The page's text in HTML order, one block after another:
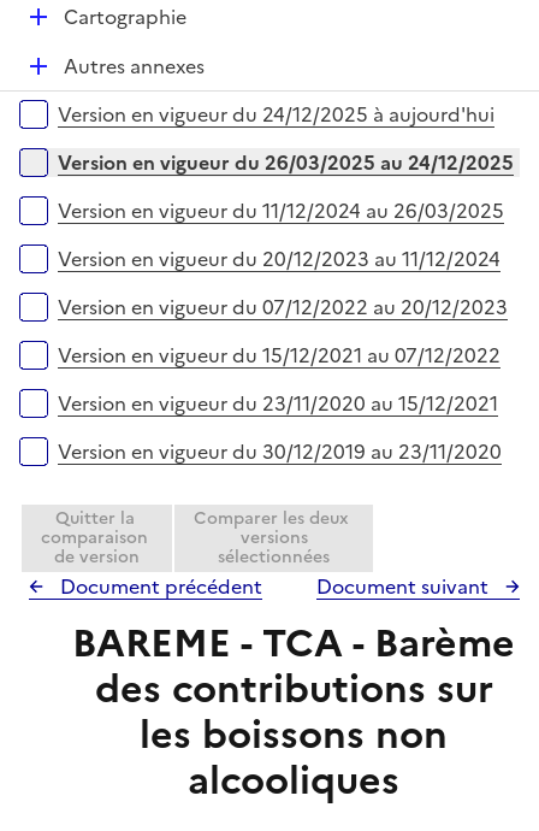
r
e
D
p
e
Cartographie
D
é
p
e
Autres annexes
Versions sur la période
Version en vigueur du 24/12/2025 à aujourd'hui
Version en vigueur du 26/03/2025 au 24/12/2025
Version en vigueur du 11/12/2024 au 26/03/2025
Version en vigueur du 20/12/2023 au 11/12/2024
Version en vigueur du 07/12/2022 au 20/12/2023
Version en vigueur du 15/12/2021 au 07/12/2022
Version en vigueur du 23/11/2020 au 15/12/2021
Version en vigueur du 30/12/2019 au 23/11/2020
Quitter la
comparaison
de version
Comparer les deux
versions
sélectionnées
Document précédent Document suivant
BAREME - TCA - Barème
des contributions sur
les boissons non
alcooliques